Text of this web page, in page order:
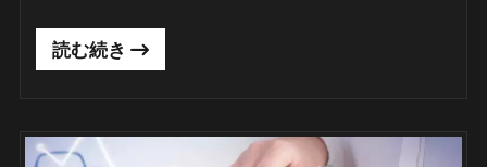
読む続き